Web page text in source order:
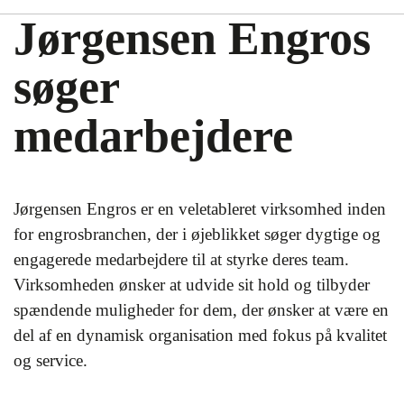
Jørgensen Engros
søger
medarbejdere
Jørgensen Engros er en veletableret virksomhed inden
for engrosbranchen, der i øjeblikket søger dygtige og
engagerede medarbejdere til at styrke deres team.
Virksomheden ønsker at udvide sit hold og tilbyder
spændende muligheder for dem, der ønsker at være en
del af en dynamisk organisation med fokus på kvalitet
og service.